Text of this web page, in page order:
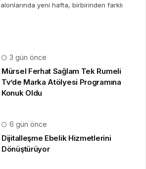
yeni hafta, birbirinden farklı
3 gün önce
Mürsel Ferhat Sağlam Tek Rumeli
Tv’de Marka Atölyesi Programına
Konuk Oldu
6 gün önce
Dijitalleşme Ebelik Hizmetlerini
Dönüştürüyor